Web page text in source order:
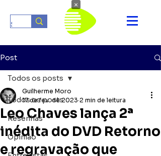
Post
Todos os posts
Resenhas
Opinião
Todos os posts
Leo Chaves lança 2ª
inédita do DVD Retorno
e regravação que
Guilherme Moro
17 de fev. de 2023 2 min de leitura
×